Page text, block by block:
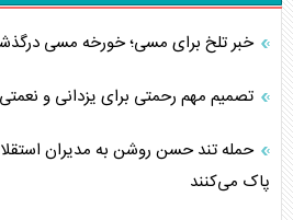
خبر تلخ برای مسی؛ خورخه مسی
تصمیم مهم رحمتی برای یزدانی و
حمله تند حسن روشن به مدیران
پاک می‌کنند